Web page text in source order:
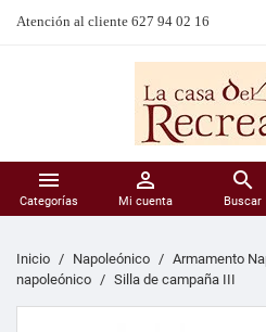
Atención al cliente 627 94 02 16

Categorías

Mi cuenta

Buscar
Inicio Napoleónico Armamento
napoleónico
Silla de campaña III